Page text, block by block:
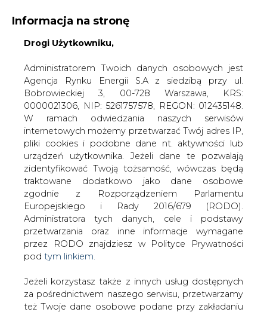
KONTAKT:
WYDAWCA PORTALU:
WYSOKI KONTRAST WIELKOŚĆ TEKSTU A A
ZALOGUJ SIĘ
WŁĄCZ CIRE.TV
Informacja na stronę
Drogi Użytkowniku,
Administratorem Twoich danych osobowych jest
Agencja Rynku Energii S.A z siedzibą przy ul.
Bobrowieckiej 3, 00-728 Warszawa, KRS:
0000021306, NIP: 5261757578, REGON: 012435148.
W ramach odwiedzania naszych serwisów
internetowych możemy przetwarzać Twój adres IP,
pliki cookies i podobne dane nt. aktywności lub
urządzeń użytkownika. Jeżeli dane te pozwalają
zidentyfikować Twoją tożsamość, wówczas będą
traktowane dodatkowo jako dane osobowe
zgodnie z Rozporządzeniem Parlamentu
Europejskiego i Rady 2016/679 (RODO).
Administratora tych danych, cele i podstawy
przetwarzania oraz inne informacje wymagane
przez RODO znajdziesz w Polityce Prywatności
pod tym linkiem.
Jeżeli korzystasz także z innych usług dostępnych
za pośrednictwem naszego serwisu, przetwarzamy
też Twoje dane osobowe podane przy zakładaniu